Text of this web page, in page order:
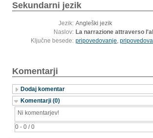
Sekundarni jezik
Jezik: Angleški jezik
Naslov: La narrazione attraverso
Ključne besede: pripovedovanje,
Komentarji
Dodaj komentar
Komentarji (0)
0 - 0 / 0
Ni komentarjev!